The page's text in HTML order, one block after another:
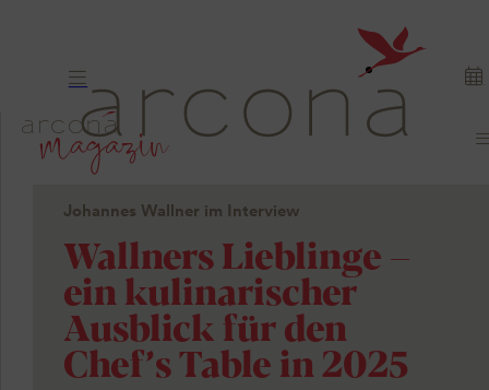
Johannes Wallner im Interview
Wallners Lieblinge –
ein kulinarischer
Ausblick für den
Chef’s Table in 2025